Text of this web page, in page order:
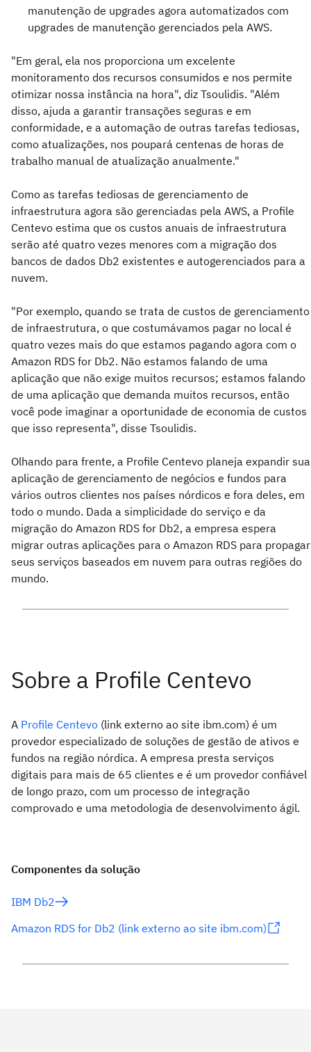
manutenção de upgrades agora automatizados com
upgrades de manutenção gerenciados pela AWS.
"Em geral, ela nos proporciona um excelente
monitoramento dos recursos consumidos e nos permite
otimizar nossa instância na hora", diz Tsoulidis. "Além
disso, ajuda a garantir transações seguras e em
conformidade, e a automação de outras tarefas tediosas,
como atualizações, nos poupará centenas de horas de
trabalho manual de atualização anualmente."
Como as tarefas tediosas de gerenciamento de
infraestrutura agora são gerenciadas pela AWS, a Profile
Centevo estima que os custos anuais de infraestrutura
serão até quatro vezes menores com a migração dos
bancos de dados Db2 existentes e autogerenciados para a
nuvem.
"Por exemplo, quando se trata de custos de gerenciamento
de infraestrutura, o que costumávamos pagar no local é
quatro vezes mais do que estamos pagando agora com o
Amazon RDS for Db2. Não estamos falando de uma
aplicação que não exige muitos recursos; estamos falando
de uma aplicação que demanda muitos recursos, então
você pode imaginar a oportunidade de economia de custos
que isso representa", disse Tsoulidis.
Olhando para frente, a Profile Centevo planeja expandir sua
aplicação de gerenciamento de negócios e fundos para
vários outros clientes nos países nórdicos e fora deles, em
todo o mundo. Dada a simplicidade do serviço e da
migração do Amazon RDS for Db2, a empresa espera
migrar outras aplicações para o Amazon RDS para propagar
seus serviços baseados em nuvem para outras regiões do
mundo.
A Profile Centevo (link externo ao site ibm.com) é um
provedor especializado de soluções de gestão de ativos e
fundos na região nórdica. A empresa presta serviços
digitais para mais de 65 clientes e é um provedor confiável
de longo prazo, com um processo de integração
comprovado e uma metodologia de desenvolvimento ágil.
Componentes da solução
IBM Db2
Amazon RDS for Db2 (link externo ao site ibm.com)